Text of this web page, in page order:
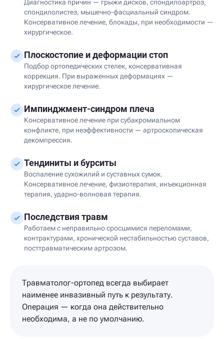
Диагностика причин — грыжи дисков, спондилоартроз,
спондилолистез, мышечно-фасциальный синдром.
Консервативное лечение, блокады, при необходимости —
хирургическое.
Плоскостопие и деформации стоп
Подбор ортопедических стелек, консервативная
коррекция. При выраженных деформациях —
хирургическое лечение.
Импинджмент-синдром плеча
Консервативное лечение при субакромиальном
конфликте, при неэффективности — артроскопическая
декомпрессия.
Тендиниты и бурситы
Воспаление сухожилий и суставных сумок.
Консервативное лечение, физиотерапия, инъекционная
терапия, ударно-волновая терапия.
Последствия травм
Работаем с неправильно сросшимися переломами,
контрактурами, хронической нестабильностью суставов,
посттравматическим артрозом.
Травматолог-ортопед всегда выбирает
наименее инвазивный путь к результату.
Операция — когда она действительно
необходима, а не по умолчанию.